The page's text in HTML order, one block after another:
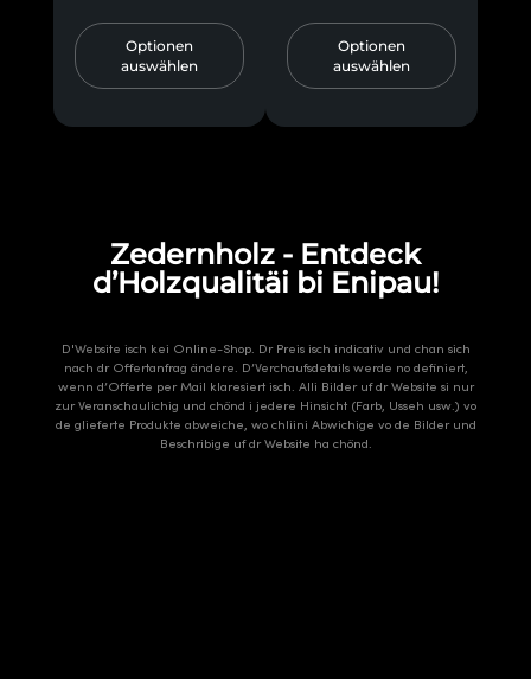
Optionen
auswählen
Optionen
auswählen
Zedernholz - Entdeck
d’Holzqualitäi bi Enipau!
D'Website isch kei Online-Shop. Dr Preis isch indicativ und chan sich
nach dr Offertanfrag ändere. D’Verchaufsdetails werde no definiert,
wenn d’Offerte per Mail klaresiert isch. Alli Bilder uf dr Website si nur
zur Veranschaulichig und chönd i jedere Hinsicht (Farb, Usseh usw.) vo
de glieferte Produkte abweiche, wo chliini Abwichige vo de Bilder und
Beschribige uf dr Website ha chönd.